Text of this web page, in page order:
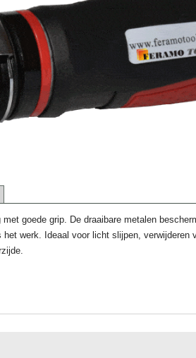
goede grip. De draaibare metalen
werk. Ideaal voor licht slijpen, verwijderen